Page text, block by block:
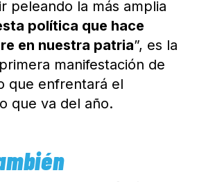
peleando la más amplia
política que hace
en nuestra patria”, es la
manifestación de
que enfrentará el
que va del año.